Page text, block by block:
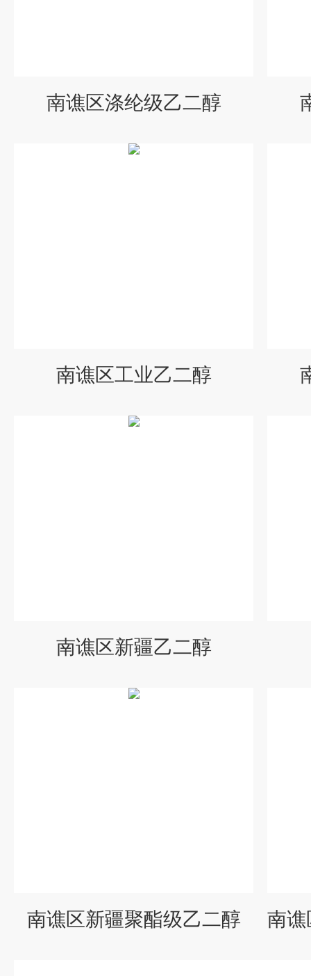
南谯区涤纶级乙二醇
南谯区工业乙二醇
南谯区新疆乙二醇
南谯区新疆聚酯级乙二醇